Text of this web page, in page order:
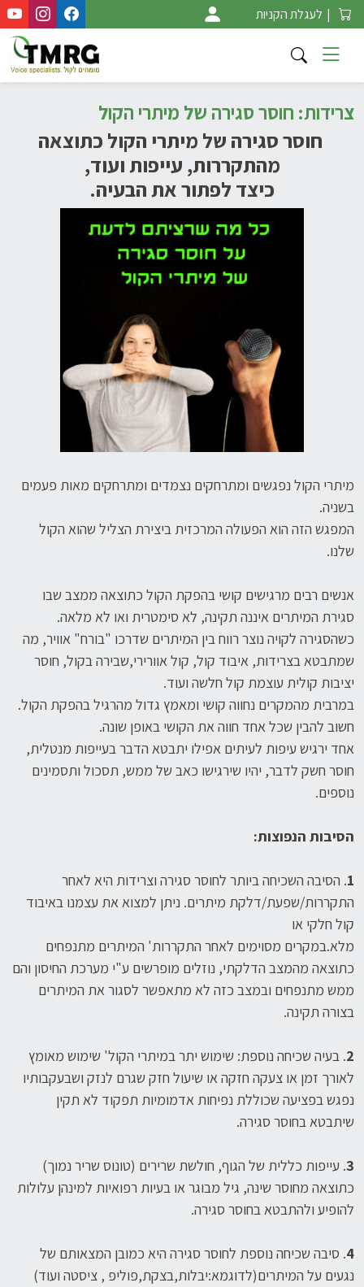
Skip
to
content
| לעגלת הקניות
צרידות: חוסר סגירה של מיתרי הקול
חוסר סגירה של מיתרי הקול כתוצאה
מהתקררות, עייפות ועוד,
כיצד לפתור את הבעיה.
מיתרי הקול נפגשים ומתרחקים נצמדים ומתרחקים מאות פעמים
בשניה.
המפגש הזה הוא הפעולה המרכזית ביצירת הצליל שהוא הקול
שלנו.
אנשים רבים מרגישים קושי בהפקת הקול כתוצאה ממצב שבו
סגירת המיתרים איננה תקינה, לא סימטרית ואו לא מלאה.
כשהסגירה לקויה נוצר רווח בין המיתרים שדרכו "בורח" אוויר, מה
שמתבטא בצרידות, איבוד קול, קול אוורירי,שבירה בקול, חוסר
יציבות קולית עוצמת קול חלשה ועוד.
במרבית מהמקרים נחווה קושי ומאמץ גדול מהרגיל בהפקת הקול.
חשוב להבין שכל אחד חווה את הקושי באופן שונה.
אחד ירגיש עיפות לעיתים אפילו יתבטא הדבר בעייפות מנטלית,
חוסר חשק לדבר, יהיו שירגישו כאב של ממש, תסכול ותסמינים
נוספים.
הסיבות הנפוצות:
1. הסיבה השכיחה ביותר לחוסר סגירה וצרידות היא לאחר
התקררות/שפעת/דלקת מיתרים. ניתן למצוא את עצמנו באיבוד
קול חלקי או
מלא.במקרים מסוימים לאחר התקררות' המיתרים מתנפחים
כתוצאה מהמצב הדלקתי, נוזלים מופרשים ע"י מערכת החיסון והם
ממש מתנפחים ובמצב כזה לא מתאפשר לסגור את המיתרים
בצורה תקינה.
2. בעיה שכיחה נוספת: שימוש יתר במיתרי הקול' שימוש מאומץ
לאורך זמן או צעקה חזקה או שיעול חזק שגרם לנזק ושבעקבותיו
נפגש בפציעה שכוללת נפיחות אדמומיות תפקוד לא תקין
שיתבטא בחוסר סגירה.
3. עייפות כללית של הגוף, חולשת שרירים (טונוס שריר נמוך)
כתוצאה מחוסר שינה, גיל מבוגר או בעיות רפואיות למינהן עלולות
להופיע ולהתבטא בחוסר סגירה.
4. סיבה שכיחה נוספת לחוסר סגירה היא כמובן המצאותם של
נגעים על המיתרים(לדוגמא:יבלות,בצקת,פוליפ , ציסטה ועוד)